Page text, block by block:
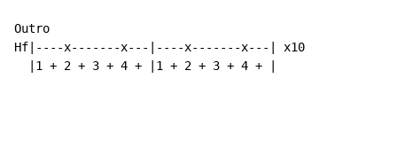
Outro
Hf|----x-------x---|----x-------x---| x10
  |1 + 2 + 3 + 4 + |1 + 2 + 3 + 4 + |